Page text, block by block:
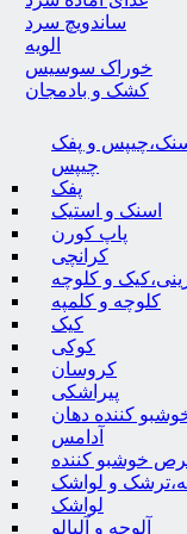
ساندویچ سرد
الویه
خوراک سوسیس
کشک و بادمجان
و پفک
چیپس
پفک
اسنک و استیک
پاپ کورن
کرانچی
و کلوچه
کلوچه و کلمپه
کیک
کوکی
کروسان
پیراشکی
کننده دهان
آدامس
خوشبو کننده
و لواشک
لواشک
آلوچه و آلبالو